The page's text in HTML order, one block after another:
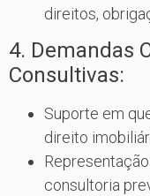
direitos,
4. Demandas
Consultivas:
Suporte em
direito
consultoria